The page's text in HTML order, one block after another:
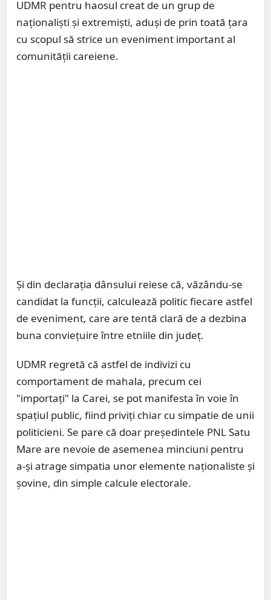
UDMR pentru haosul creat de un grup de
naționaliști și extremiști, aduși de prin toată țara
cu scopul să strice un eveniment important al
comunității careiene.
Și din declarația dânsului reiese că, văzându-se
candidat la funcții, calculează politic fiecare astfel
de eveniment, care are tentă clară de a dezbina
buna conviețuire între etniile din județ.
UDMR regretă că astfel de indivizi cu
comportament de mahala, precum cei
"importaţi" la Carei, se pot manifesta în voie în
spaţiul public, fiind priviţi chiar cu simpatie de unii
politicieni. Se pare că doar preşedintele PNL Satu
Mare are nevoie de asemenea minciuni pentru
a-şi atrage simpatia unor elemente naţionaliste şi
şovine, din simple calcule electorale.